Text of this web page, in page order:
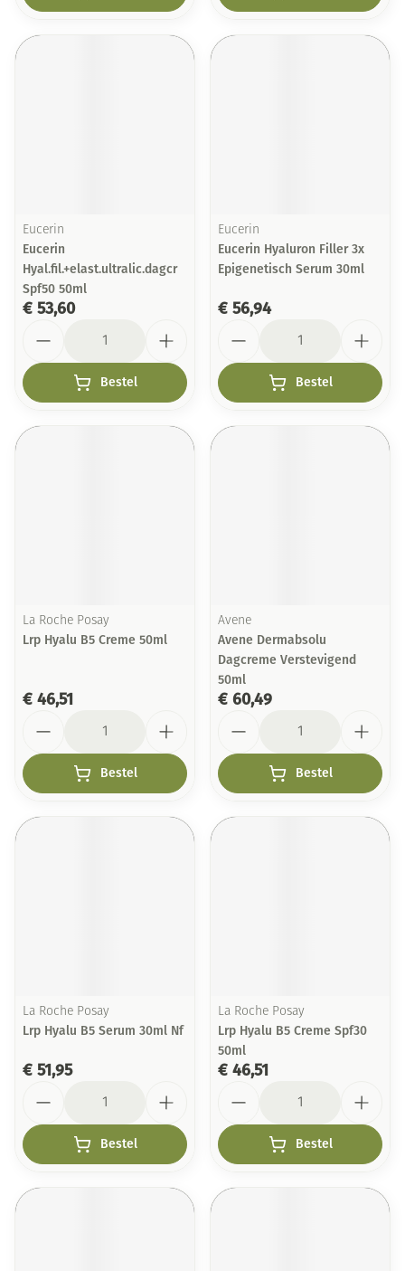
Eucerin
Eucerin
Hyal.fil.+elast.ultralic.dagcr
Spf50 50ml
€ 53,60
Bestel
Eucerin
Eucerin Hyaluron Filler 3x
Epigenetisch Serum 30ml
€ 56,94
Bestel
La Roche Posay
Lrp Hyalu B5 Creme 50ml
€ 46,51
Bestel
Avene
Avene Dermabsolu
Dagcreme Verstevigend
50ml
€ 60,49
Bestel
La Roche Posay
Lrp Hyalu B5 Serum 30ml Nf
€ 51,95
Bestel
La Roche Posay
Lrp Hyalu B5 Creme Spf30
50ml
€ 46,51
Bestel